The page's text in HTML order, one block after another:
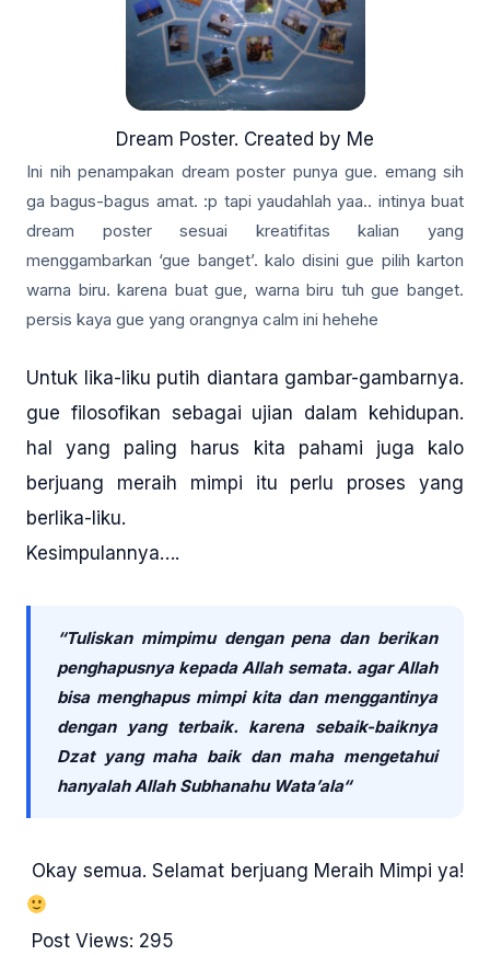
Dream Poster. Created by Me
Ini nih penampakan dream poster punya gue. emang sih
ga bagus-bagus amat. :p tapi yaudahlah yaa.. intinya buat
dream poster sesuai kreatifitas kalian yang
menggambarkan ‘gue banget’. kalo disini gue pilih karton
warna biru. karena buat gue, warna biru tuh gue banget.
persis kaya gue yang orangnya calm ini hehehe
Untuk lika-liku putih diantara gambar-gambarnya.
gue filosofikan sebagai ujian dalam kehidupan.
hal yang paling harus kita pahami juga kalo
berjuang meraih mimpi itu perlu proses yang
berlika-liku.
Kesimpulannya….
“Tuliskan mimpimu dengan pena dan berikan
penghapusnya kepada Allah semata. agar Allah
bisa menghapus mimpi kita dan menggantinya
dengan yang terbaik. karena sebaik-baiknya
Dzat yang maha baik dan maha mengetahui
hanyalah Allah Subhanahu Wata’ala“
Okay semua. Selamat berjuang Meraih Mimpi ya!
Post Views: 295